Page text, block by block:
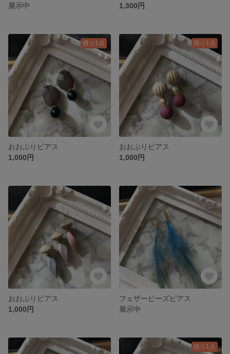
展示中
1,300円
残り1点
おおぶりピアス
1,000円
残り1点
おおぶりピアス
1,000円
おおぶりピアス
1,000円
フェザービーズピアス
展示中
残り1点